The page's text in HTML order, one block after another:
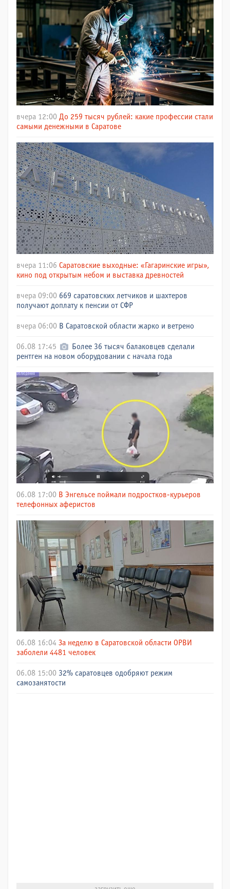
вчера 12:00 До 259 тысяч рублей: какие профессии стали
самыми денежными в Саратове
вчера 11:06 Саратовские выходные: «Гагаринские игры»,
кино под открытым небом и выставка древностей
вчера 09:00 669 саратовских летчиков и шахтеров
получают доплату к пенсии от СФР
вчера 06:00 В Саратовской области жарко и ветрено
06.08 17:45
Более 36 тысяч балаковцев сделали
рентген на новом оборудовании с начала года
06.08 17:00 В Энгельсе поймали подростков-курьеров
телефонных аферистов
06.08 16:04 За неделю в Саратовской области ОРВИ
заболели 4481 человек
06.08 15:00 32% саратовцев одобряют режим
самозанятости